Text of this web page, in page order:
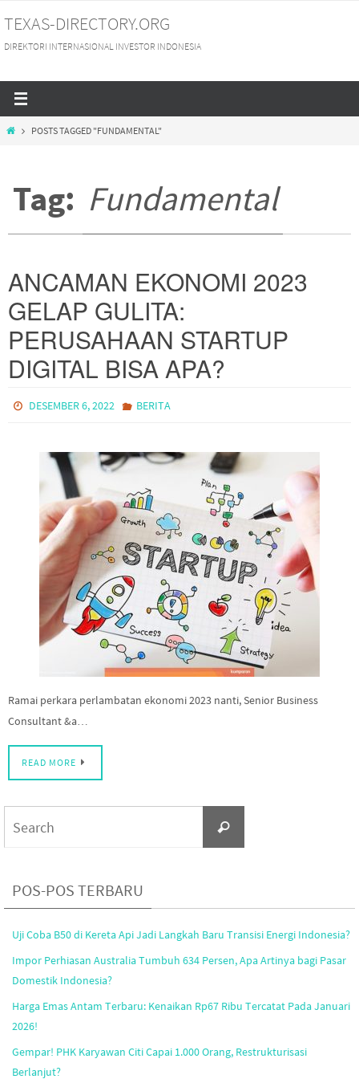
to
content
TEXAS-DIRECTORY.ORG
DIREKTORI INTERNASIONAL INVESTOR INDONESIA
HOMEPOSTS TAGGED "FUNDAMENTAL"
Tag: Fundamental
ANCAMAN EKONOMI 2023
GELAP GULITA:
PERUSAHAAN STARTUP
DIGITAL BISA APA?
DESEMBER 6, 2022 BERITA
Ramai perkara perlambatan ekonomi 2023 nanti, Senior Business
Consultant &a…
READ MORE
Search
POS-POS TERBARU
Uji Coba B50 di Kereta Api Jadi Langkah Baru Transisi Energi Indonesia?
Impor Perhiasan Australia Tumbuh 634 Persen, Apa Artinya bagi Pasar
Domestik Indonesia?
Harga Emas Antam Terbaru: Kenaikan Rp67 Ribu Tercatat Pada Januari
2026!
Gempar! PHK Karyawan Citi Capai 1.000 Orang, Restrukturisasi
Berlanjut?